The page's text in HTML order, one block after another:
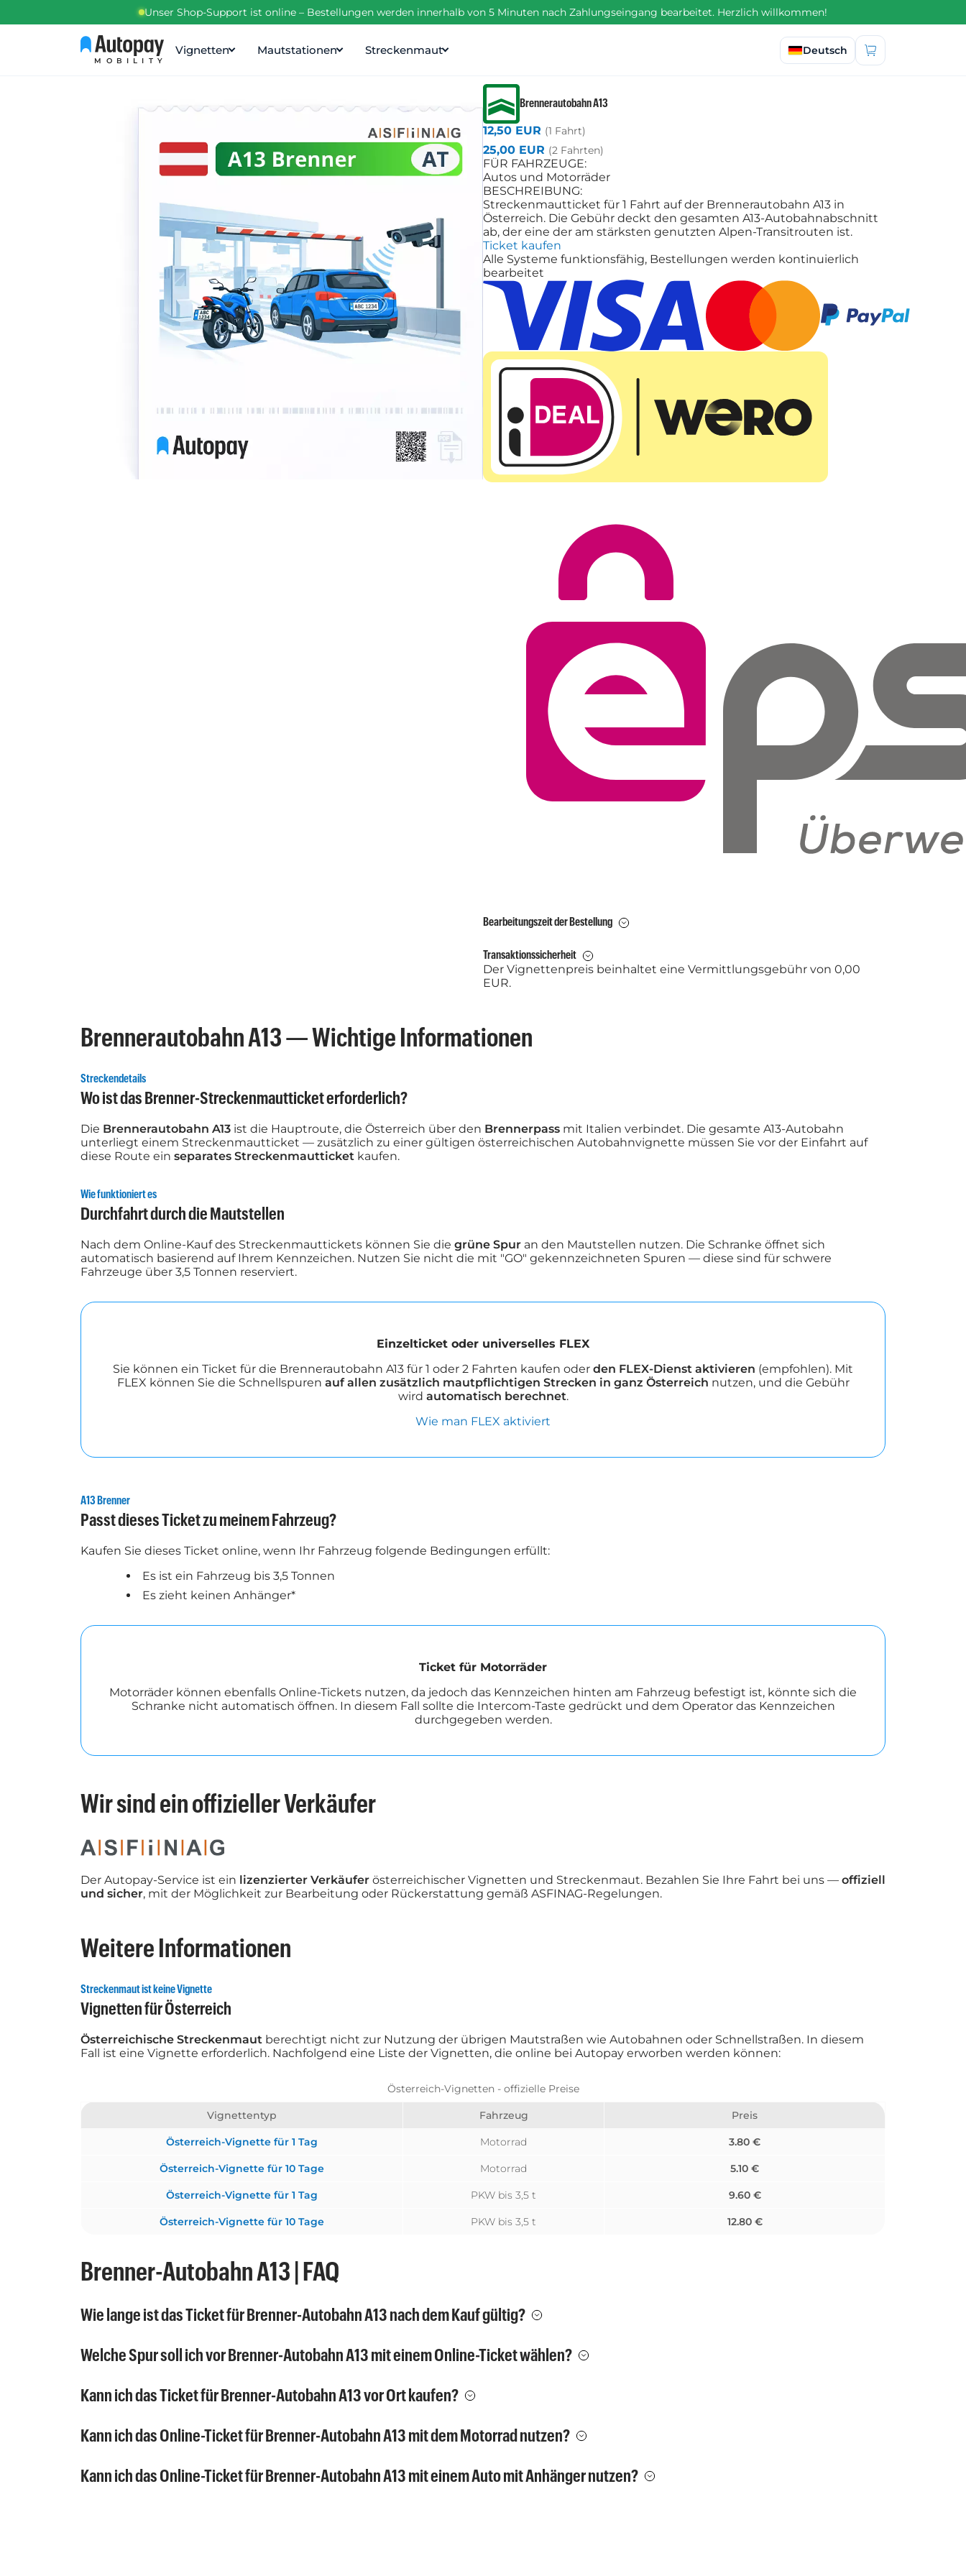
Unser Shop-Support ist online – Bestellungen werden innerhalb von 5 Minuten nach Zahlungseingang bearbeitet. Herzlich willkommen!
MOBILITY
Vignetten Mautstationen Streckenmaut
Sprache auswählen
Deutsch
Brennerautobahn A13
12,50 EUR (1 Fahrt)
25,00 EUR (2 Fahrten)
FÜR FAHRZEUGE:
Autos und Motorräder
BESCHREIBUNG:
Streckenmautticket für 1 Fahrt auf der Brennerautobahn A13 in
Österreich. Die Gebühr deckt den gesamten A13-Autobahnabschnitt
ab, der eine der am stärksten genutzten Alpen-Transitrouten ist.
Ticket kaufen
Alle Systeme funktionsfähig, Bestellungen werden kontinuierlich
bearbeitet
Bearbeitungszeit der Bestellung
Transaktionssicherheit
Der Vignettenpreis beinhaltet eine Vermittlungsgebühr von 0,00
EUR.
Brennerautobahn A13 — Wichtige Informationen
Streckendetails
Wo ist das Brenner-Streckenmautticket erforderlich?
Die Brennerautobahn A13 ist die Hauptroute, die Österreich über den Brennerpass mit Italien verbindet. Die gesamte A13-Autobahn
unterliegt einem Streckenmautticket — zusätzlich zu einer gültigen österreichischen Autobahnvignette müssen Sie vor der Einfahrt auf
diese Route ein separates Streckenmautticket kaufen.
Wie funktioniert es
Durchfahrt durch die Mautstellen
Nach dem Online-Kauf des Streckenmauttickets können Sie die grüne Spur an den Mautstellen nutzen. Die Schranke öffnet sich
automatisch basierend auf Ihrem Kennzeichen. Nutzen Sie nicht die mit "GO" gekennzeichneten Spuren — diese sind für schwere
Fahrzeuge über 3,5 Tonnen reserviert.
Einzelticket oder universelles FLEX
Sie können ein Ticket für die Brennerautobahn A13 für 1 oder 2 Fahrten kaufen oder den FLEX-Dienst aktivieren (empfohlen). Mit
FLEX können Sie die Schnellspuren auf allen zusätzlich mautpflichtigen Strecken in ganz Österreich nutzen, und die Gebühr
wird automatisch berechnet.
Wie man FLEX aktiviert
A13 Brenner
Passt dieses Ticket zu meinem Fahrzeug?
Kaufen Sie dieses Ticket online, wenn Ihr Fahrzeug folgende Bedingungen erfüllt:
Es ist ein Fahrzeug bis 3,5 Tonnen
Es zieht keinen Anhänger*
Ticket für Motorräder
Motorräder können ebenfalls Online-Tickets nutzen, da jedoch das Kennzeichen hinten am Fahrzeug befestigt ist, könnte sich die
Schranke nicht automatisch öffnen. In diesem Fall sollte die Intercom-Taste gedrückt und dem Operator das Kennzeichen
durchgegeben werden.
Wir sind ein offizieller Verkäufer
Der Autopay-Service ist ein lizenzierter Verkäufer österreichischer Vignetten und Streckenmaut. Bezahlen Sie Ihre Fahrt bei uns — offiziell
und sicher, mit der Möglichkeit zur Bearbeitung oder Rückerstattung gemäß ASFINAG-Regelungen.
Weitere Informationen
Streckenmaut ist keine Vignette
Vignetten für Österreich
Österreichische Streckenmaut berechtigt nicht zur Nutzung der übrigen Mautstraßen wie Autobahnen oder Schnellstraßen. In diesem
Fall ist eine Vignette erforderlich. Nachfolgend eine Liste der Vignetten, die online bei Autopay erworben werden können:
Österreich-Vignetten - offizielle Preise
Vignettentyp Fahrzeug Preis
Österreich-Vignette für 1 Tag Motorrad 3.80 €
Österreich-Vignette für 10 Tage Motorrad 5.10 €
Österreich-Vignette für 1 Tag PKW bis 3,5 t 9.60 €
Österreich-Vignette für 10 Tage PKW bis 3,5 t 12.80 €
Brenner-Autobahn A13 | FAQ
Wie lange ist das Ticket für Brenner-Autobahn A13 nach dem Kauf gültig?
Welche Spur soll ich vor Brenner-Autobahn A13 mit einem Online-Ticket wählen?
Kann ich das Ticket für Brenner-Autobahn A13 vor Ort kaufen?
Kann ich das Online-Ticket für Brenner-Autobahn A13 mit dem Motorrad nutzen?
Kann ich das Online-Ticket für Brenner-Autobahn A13 mit einem Auto mit Anhänger nutzen?